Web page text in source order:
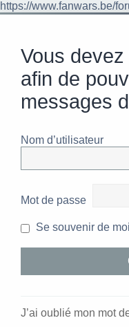
https://www.fanwars.be/
Vous
afin de
messages
Nom d’utilisateur
Mot de passe
Se souvenir de moi
J’ai oublié mon mot